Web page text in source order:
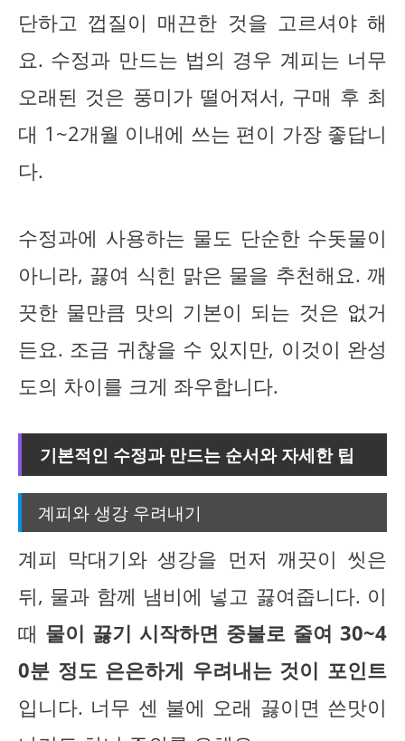
단하고 껍질이 매끈한 것을 고르셔야 해
요. 수정과 만드는 법의 경우 계피는 너무
오래된 것은 풍미가 떨어져서, 구매 후 최
대 1~2개월 이내에 쓰는 편이 가장 좋답니
다.
수정과에 사용하는 물도 단순한 수돗물이
아니라, 끓여 식힌 맑은 물을 추천해요. 깨
끗한 물만큼 맛의 기본이 되는 것은 없거
든요. 조금 귀찮을 수 있지만, 이것이 완성
도의 차이를 크게 좌우합니다.
기본적인 수정과 만드는 순서와 자세한 팁
계피와 생강 우려내기
계피 막대기와 생강을 먼저 깨끗이 씻은
뒤, 물과 함께 냄비에 넣고 끓여줍니다. 이
때 물이 끓기 시작하면 중불로 줄여 30~4
0분 정도 은은하게 우려내는 것이 포인트
입니다. 너무 센 불에 오래 끓이면 쓴맛이